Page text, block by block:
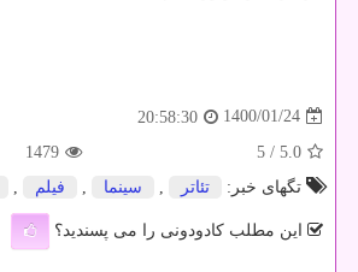
1400/01/24
20:58:30
5.0
/ 5
1479
تگهای خبر:
تئاتر سینما فیلم
این مطلب کادودونی را می پسندید؟